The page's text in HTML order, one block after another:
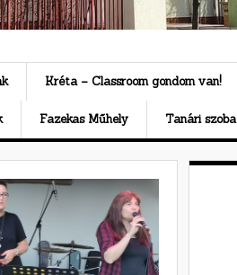
Kréta – Classroom gondom van!
Fazekas Műhely Tanári szoba